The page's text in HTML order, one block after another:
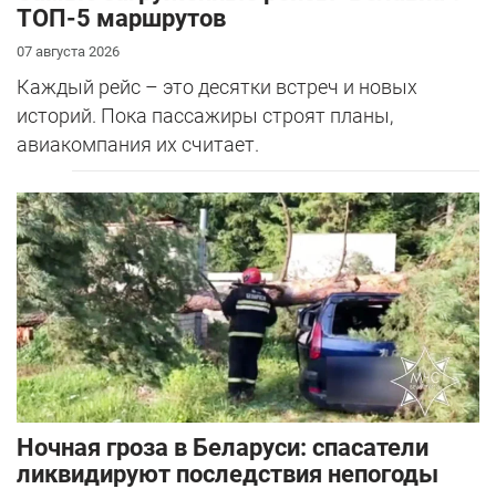
ТОП-5 маршрутов
07 августа 2026
Каждый рейс – это десятки встреч и новых
историй. Пока пассажиры строят планы,
авиакомпания их считает.
Ночная гроза в Беларуси: спасатели
ликвидируют последствия непогоды